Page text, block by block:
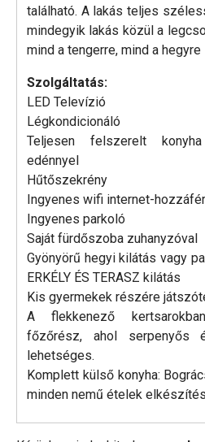
található. A lakás teljes
mindegyik lakás közül a
mind a tengerre, mind a hegyre
Szolgáltatás:
LED Televízió
Légkondicionáló
Teljesen felszerelt
edénnyel
Hűtőszekrény
Ingyenes wifi internet-
Ingyenes parkoló
Saját fürdőszoba zuhanyzóval
Gyönyörű hegyi kilátás vagy
ERKÉLY ÉS TERASZ kilátás
Kis gyermekek részére
A flekkenező
főzőrész, ahol serpenyős
lehetséges.
Komplett külső konyha:
minden nemű ételek